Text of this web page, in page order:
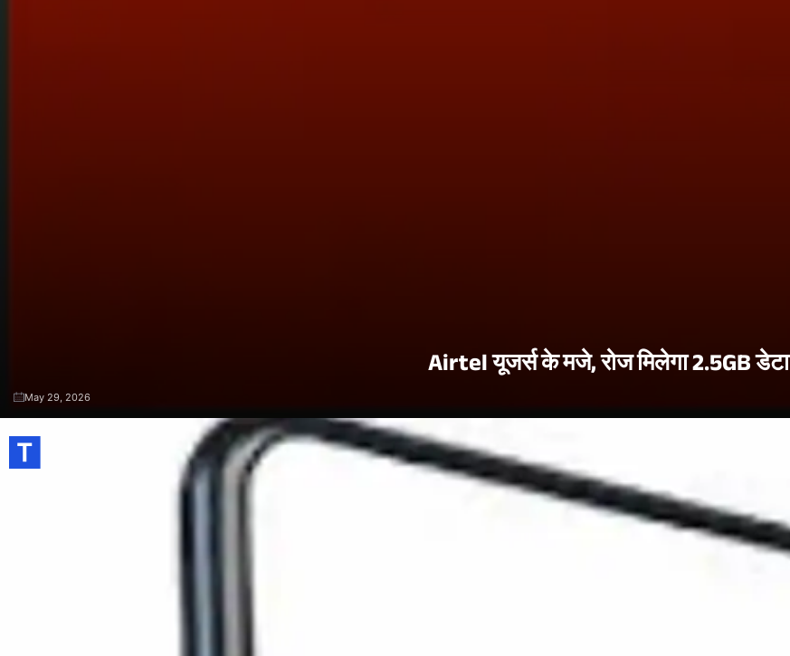
Airtel यूजर्स के मजे, रोज मिलेगा 2.5GB डेटा
May 29, 2026